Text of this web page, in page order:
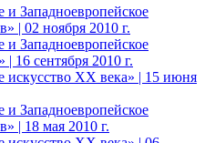
Западноевропейское
| 02 ноября 2010 г.
Западноевропейское
16 сентября 2010 г.
искусство ХХ века» | 15 июня
Западноевропейское
| 18 мая 2010 г.